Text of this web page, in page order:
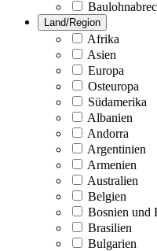
Land/Region
Afrika
Asien
Europa
Osteuropa
Südamerika
Albanien
Andorra
Argentinien
Armenien
Australien
Belgien
Bosnien und
Brasilien
Bulgarien